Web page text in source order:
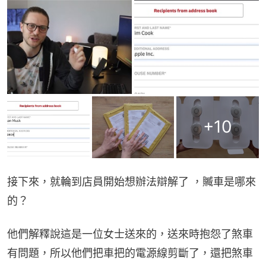
+10
接下來，就輪到店員開始想辦法辯解了 ，贓車是哪來
的？
他們解釋說這是一位女士送來的，送來時抱怨了煞車
有問題，所以他們把車把的電源線剪斷了，還把煞車